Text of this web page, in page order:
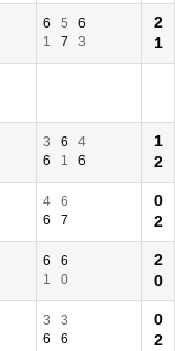
6 5
6
1
7 3
2
1
3 6
4
6
1 6
1
2
4
6
6
7
0
2
6
6
1
0
2
0
3
3
6
6
0
2